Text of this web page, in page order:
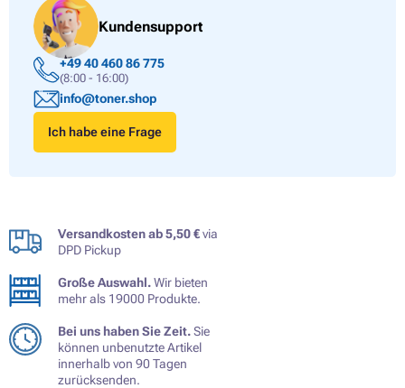
Kundensupport
+49 40 460 86 775
(8:00 - 16:00)
info@toner.shop
Ich habe eine Frage
Versandkosten ab 5,50 €via
DPD Pickup
Große Auswahl.Wir bieten
mehr als 19000 Produkte.
Bei uns haben Sie Zeit.Sie
können unbenutzte Artikel
innerhalb von 90 Tagen
zurücksenden.